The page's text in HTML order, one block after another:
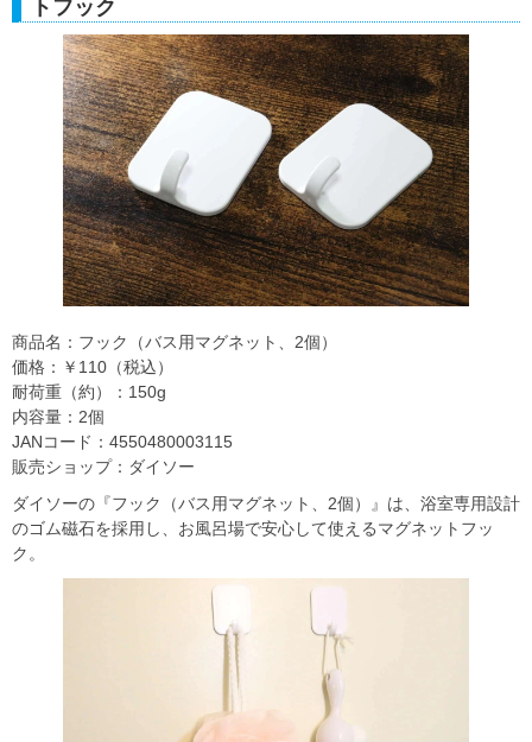
トフック
商品名：フック（バス用マグネット、2個）
価格：￥110（税込）
耐荷重（約）：150g
内容量：2個
JANコード：4550480003115
販売ショップ：ダイソー
ダイソーの『フック（バス用マグネット、2個）』は、浴室専用設計
のゴム磁石を採用し、お風呂場で安心して使えるマグネットフッ
ク。